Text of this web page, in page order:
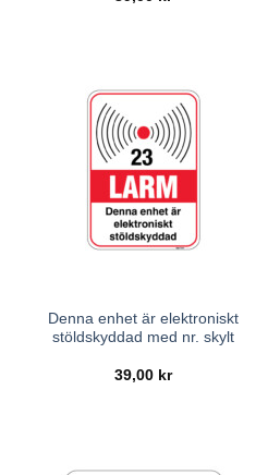
Denna enhet är elektroniskt
stöldskyddad med nr. skylt
39,00 kr